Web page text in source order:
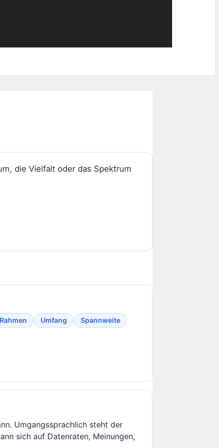
die Vielfalt oder das Spektrum
Rahmen Umfang Spannweite
Umgangssprachlich steht der
sich auf Datenraten, Meinungen,